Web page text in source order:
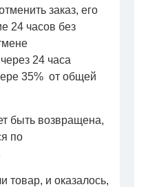
заказ, его
24 часов без
24 часа
35% от общей
быть возвращена,
по
товар, и оказалось,